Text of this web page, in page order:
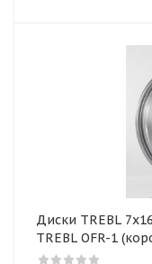
Диски TREBL
TREBL OFR-1